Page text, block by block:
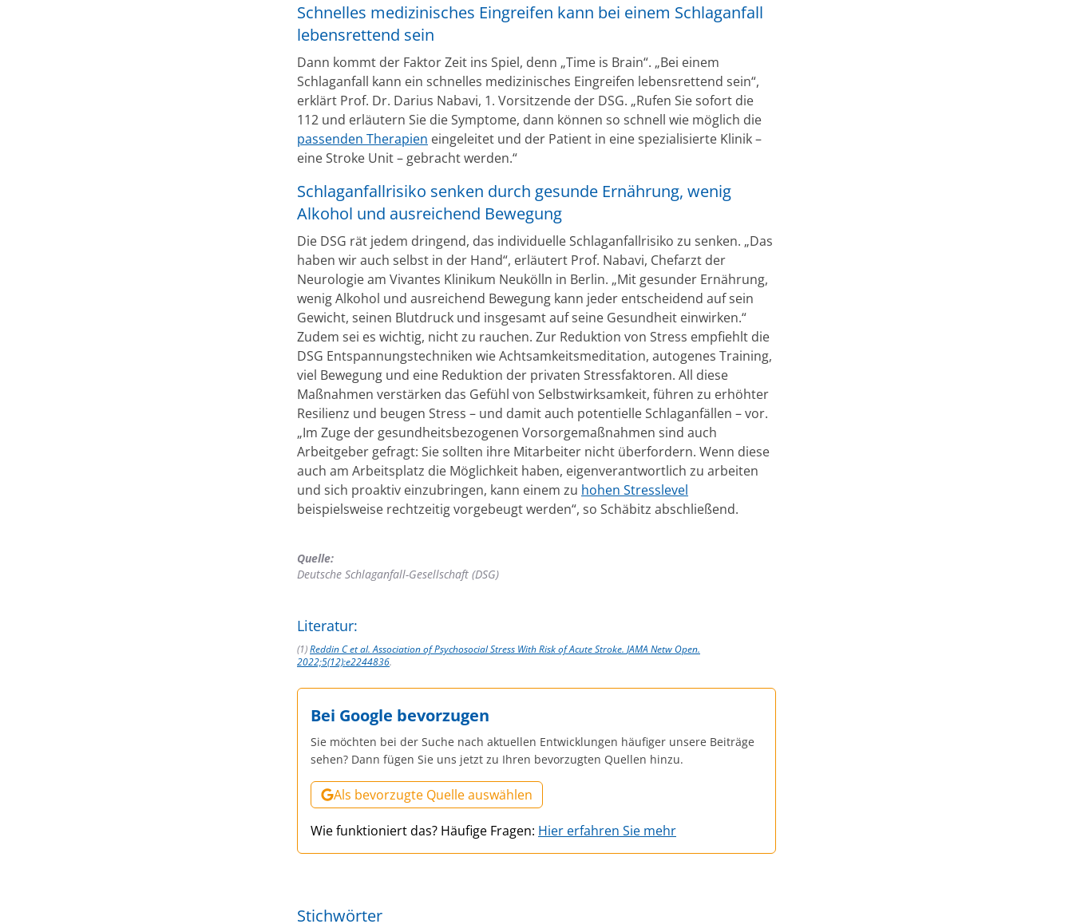
Schnelles medizinisches Eingreifen kann bei einem Schlaganfall
lebensrettend sein
Dann kommt der Faktor Zeit ins Spiel, denn „Time is Brain“. „Bei einem
Schlaganfall kann ein schnelles medizinisches Eingreifen lebensrettend sein“,
erklärt Prof. Dr. Darius Nabavi, 1. Vorsitzende der DSG. „Rufen Sie sofort die
112 und erläutern Sie die Symptome, dann können so schnell wie möglich die
passenden Therapien eingeleitet und der Patient in eine spezialisierte Klinik –
eine Stroke Unit – gebracht werden.“
Schlaganfallrisiko senken durch gesunde Ernährung, wenig
Alkohol und ausreichend Bewegung
Die DSG rät jedem dringend, das individuelle Schlaganfallrisiko zu senken. „Das
haben wir auch selbst in der Hand“, erläutert Prof. Nabavi, Chefarzt der
Neurologie am Vivantes Klinikum Neukölln in Berlin. „Mit gesunder Ernährung,
wenig Alkohol und ausreichend Bewegung kann jeder entscheidend auf sein
Gewicht, seinen Blutdruck und insgesamt auf seine Gesundheit einwirken.“
Zudem sei es wichtig, nicht zu rauchen. Zur Reduktion von Stress empfiehlt die
DSG Entspannungstechniken wie Achtsamkeitsmeditation, autogenes Training,
viel Bewegung und eine Reduktion der privaten Stressfaktoren. All diese
Maßnahmen verstärken das Gefühl von Selbstwirksamkeit, führen zu erhöhter
Resilienz und beugen Stress – und damit auch potentielle Schlaganfällen – vor.
„Im Zuge der gesundheitsbezogenen Vorsorgemaßnahmen sind auch
Arbeitgeber gefragt: Sie sollten ihre Mitarbeiter nicht überfordern. Wenn diese
auch am Arbeitsplatz die Möglichkeit haben, eigenverantwortlich zu arbeiten
und sich proaktiv einzubringen, kann einem zu hohen Stresslevel
beispielsweise rechtzeitig vorgebeugt werden“, so Schäbitz abschließend.
Quelle:
Deutsche Schlaganfall-Gesellschaft (DSG)
Literatur:
(1)Reddin C et al. Association of Psychosocial Stress With Risk of Acute Stroke. JAMA Netw Open.
2022;5(12):e2244836.
Bei Google bevorzugen
Sie möchten bei der Suche nach aktuellen Entwicklungen häufiger unsere Beiträge
sehen? Dann fügen Sie uns jetzt zu Ihren bevorzugten Quellen hinzu.
Als bevorzugte Quelle auswählen
Wie funktioniert das? Häufige Fragen: Hier erfahren Sie mehr
Stichwörter